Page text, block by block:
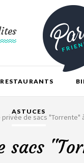
RESTAURANTS
ASTUCES
privée de sacs "Torrente"
sacs